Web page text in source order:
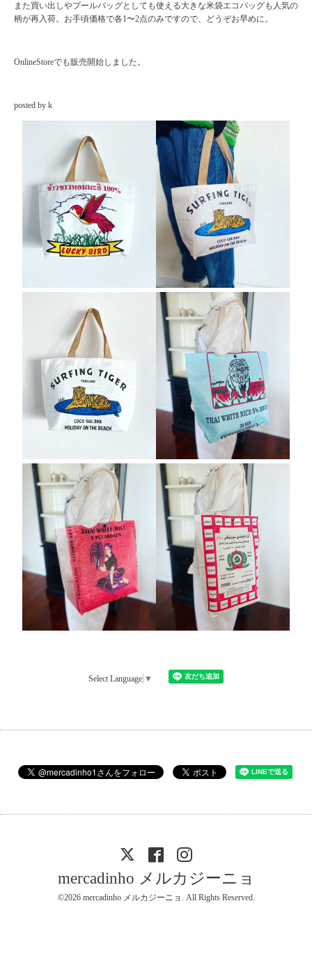
また買い出しやプールバッグとしても使える大きな米袋エコバッグも人気の
柄が再入荷。お手頃価格で各1〜2点のみですので、どうぞお早めに。
OnlineStoreでも販売開始しました。
posted by k
Select Language ▼
mercadinho メルカジーニョ
©2026 mercadinho メルカジーニョ . All Rights Reserved.